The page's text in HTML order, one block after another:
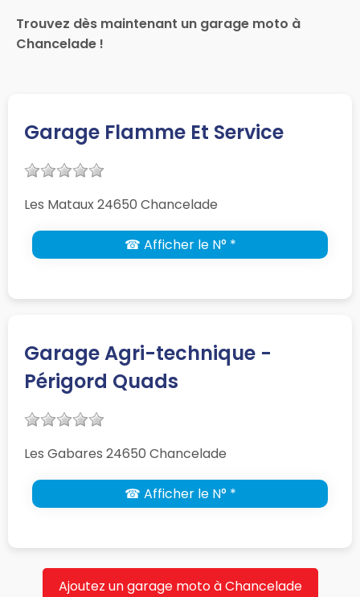
Trouvez dès maintenant un garage moto à
Chancelade !
Garage Flamme Et Service
Les Mataux 24650 Chancelade
☎ Afficher le N° *
Garage Agri-technique -
Périgord Quads
Les Gabares 24650 Chancelade
☎ Afficher le N° *
Ajoutez un garage moto à Chancelade